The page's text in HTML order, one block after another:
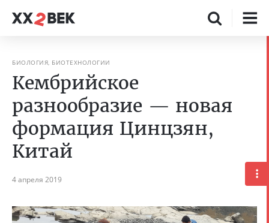
БИОЛОГИЯ, БИОТЕХНОЛОГИИ
Кембрийское
разнообразие — новая
формация Цинцзян,
Китай
4 апреля 2019